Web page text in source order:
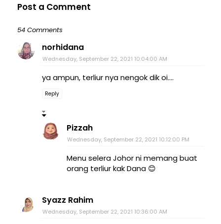
Post a Comment
54 Comments
norhidana
Wednesday, September 22, 2021 10:04:00 AM
ya ampun, terliur nya nengok dik oi....
Reply
Pizzah
Wednesday, September 22, 2021 10:12:00 PM
Menu selera Johor ni memang buat
orang terliur kak Dana 😊
Syazz Rahim
Wednesday, September 22, 2021 10:36:00 AM